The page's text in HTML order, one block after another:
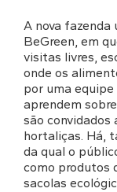
A nova fazenda
BeGreen, em
visitas livres,
onde os
por uma
aprendem
são convidados
hortaliças. Há,
da qual o
como produtos
sacolas